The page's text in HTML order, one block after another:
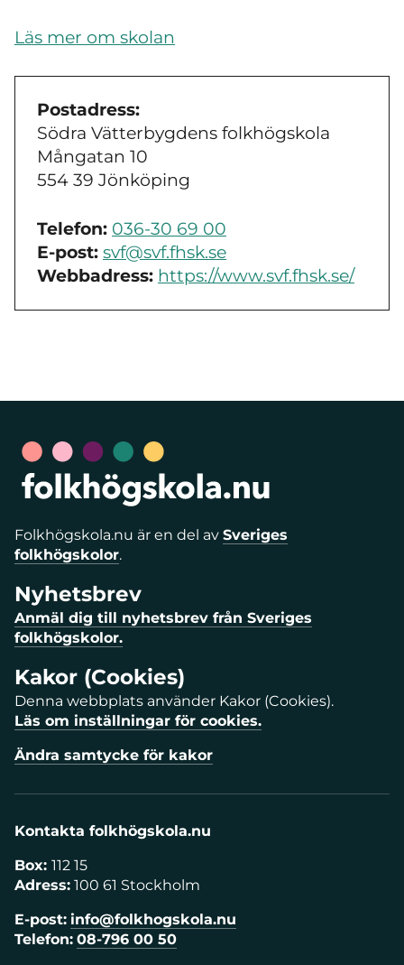
Läs mer om skolan
Postadress:
Södra Vätterbygdens folkhögskola
Mångatan 10
554 39 Jönköping
Telefon: 036-30 69 00
E-post: svf@svf.fhsk.se
Webbadress: https://www.svf.fhsk.se/
Folkhögskola.nu är en del av Sveriges
folkhögskolor.
Nyhetsbrev
Anmäl dig till nyhetsbrev från Sveriges
folkhögskolor.
Kakor (Cookies)
Denna webbplats använder Kakor (Cookies).
Läs om inställningar för cookies.
Ändra samtycke för kakor
Kontakta folkhögskola.nu
Box: 112 15
Adress: 100 61 Stockholm
E-post: info@folkhogskola.nu
Telefon: 08-796 00 50